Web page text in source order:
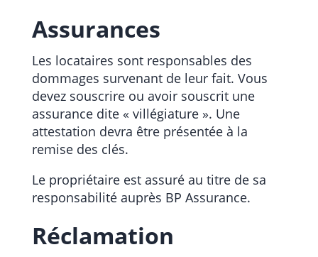
Assurances
Les locataires sont responsables des
dommages survenant de leur fait. Vous
devez souscrire ou avoir souscrit une
assurance dite « villégiature ». Une
attestation devra être présentée à la
remise des clés.
Le propriétaire est assuré au titre de sa
responsabilité auprès BP Assurance.
Réclamation